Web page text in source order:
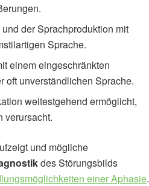
der Sprachproduktion mit
Sprache.
einem eingeschränkten
oft unverständlichen Sprache.
weitestgehend ermöglicht,
verursacht.
und mögliche
des Störungsbilds
einer Aphasie.